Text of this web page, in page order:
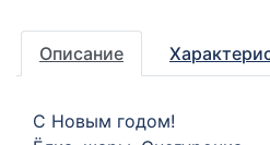
Описание
С Новым годом!